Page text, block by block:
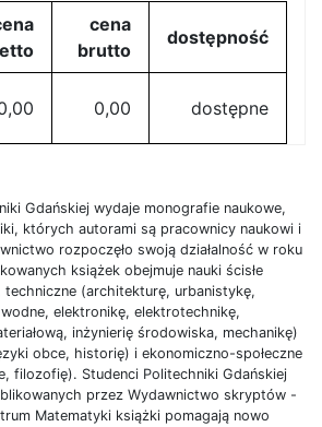
cena
brutto
dostępność
0,00 dostępne
Gdańskiej wydaje monografie naukowe,
których autorami są pracownicy naukowi i
rozpoczęło swoją działalność w roku
książek obejmuje nauki ścisłe
techniczne (architekturę, urbanistykę,
elektronikę, elektrotechnikę,
inżynierię środowiska, mechanikę)
obce, historię) i ekonomiczno-społeczne
filozofię). Studenci Politechniki Gdańskiej
przez Wydawnictwo skryptów -
Matematyki książki pomagają nowo